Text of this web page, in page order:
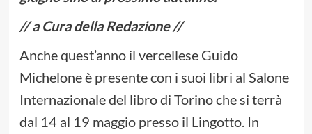
// a Cura della Redazione //
Anche quest’anno il vercellese Guido
Michelone è presente con i suoi libri al Salone
Internazionale del libro di Torino che si terrà
dal 14 al 19 maggio presso il Lingotto. In